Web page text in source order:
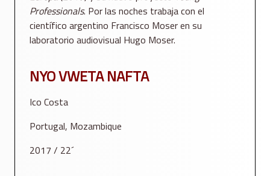
Professionals. Por las noches trabaja con el
científico argentino Francisco Moser en su
laboratorio audiovisual Hugo Moser.
NYO VWETA NAFTA
Ico Costa
Portugal, Mozambique
2017 / 22´